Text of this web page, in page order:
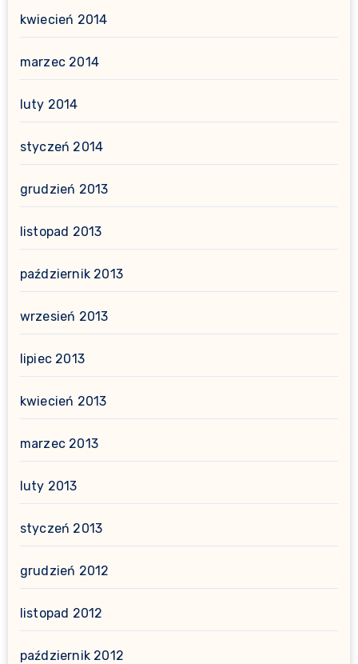
kwiecień 2014
marzec 2014
luty 2014
styczeń 2014
grudzień 2013
listopad 2013
październik 2013
wrzesień 2013
lipiec 2013
kwiecień 2013
marzec 2013
luty 2013
styczeń 2013
grudzień 2012
listopad 2012
październik 2012